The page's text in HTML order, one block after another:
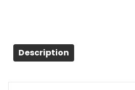
Description